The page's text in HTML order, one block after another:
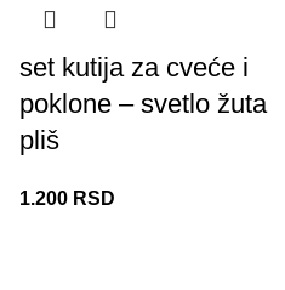
set kutija za cveće i
poklone – svetlo žuta
pliš
1.200 RSD